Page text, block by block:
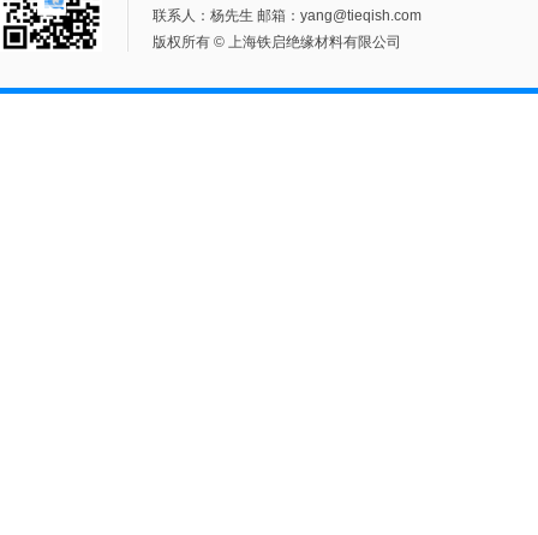
联系人：杨先生 邮箱：yang@tieqish.com
版权所有 © 上海铁启绝缘材料有限公司